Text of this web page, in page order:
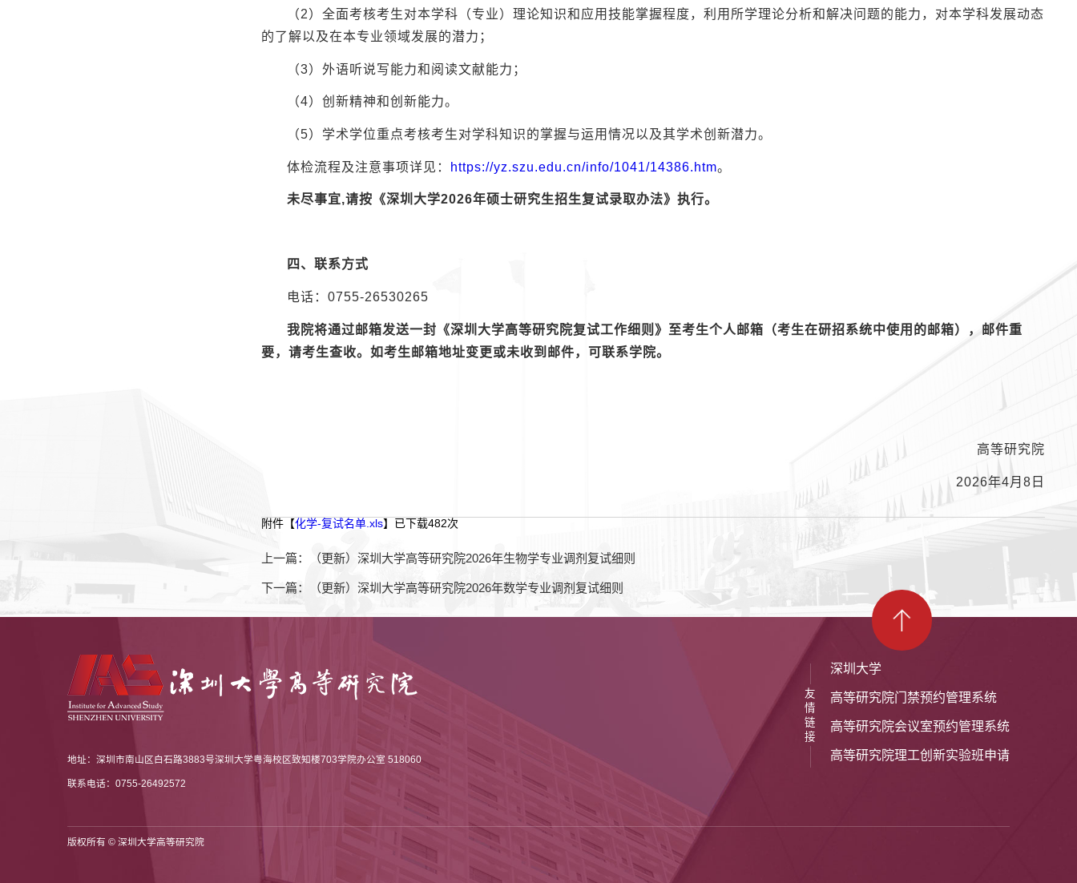
（2）全面考核考生对本学科（专业）理论知识和应用技能掌握程度，利用所学理论分析和解决问题的能力，对本学科发展动态
的了解以及在本专业领域发展的潜力；
（3）外语听说写能力和阅读文献能力；
（4）创新精神和创新能力。
（5）学术学位重点考核考生对学科知识的掌握与运用情况以及其学术创新潜力。
体检流程及注意事项详见： https://yz.szu.edu.cn/info/1041/14386.htm。
未尽事宜,请按《深圳大学2026年硕士研究生招生复试录取办法》执行。
四、联系方式
电话：0755-26530265
我院将通过邮箱发送一封《深圳大学高等研究院复试工作细则》至考生个人邮箱（考生在研招系统中使用的邮箱），邮件重
要，请考生查收。如考生邮箱地址变更或未收到邮件，可联系学院。
高等研究院
2026年4月8日
附件【化学-复试名单.xls】已下载482次
上一篇：（更新）深圳大学高等研究院2026年生物学专业调剂复试细则
下一篇：（更新）深圳大学高等研究院2026年数学专业调剂复试细则
地址：深圳市南山区白石路3883号深圳大学粤海校区致知楼703学院办公室 518060
联系电话：0755-26492572
友
情
链
接
深圳大学
高等研究院门禁预约管理系统
高等研究院会议室预约管理系统
高等研究院理工创新实验班申请
版权所有 © 深圳大学高等研究院